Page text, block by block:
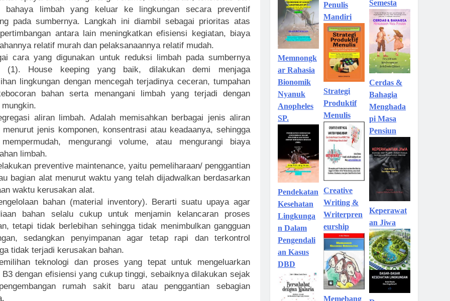
bahaya limbah yang keluar ke lingkungan secara preventif
pada sumbernya. Langkah ini diambil sebagai prioritas atas
antara lain meningkatkan efisiensi kegiatan, biaya
relatif murah dan pelaksanaannya relatif mudah.
cara yang digunakan untuk reduksi limbah pada sumbernya
(1). House keeping yang baik, dilakukan demi menjaga
lingkungan dengan mencegah terjadinya ceceran, tumpahan
bahan serta menangani limbah yang terjadi dengan
aliran limbah. Adalah memisahkan berbagai jenis aliran
menurut jenis komponen, konsentrasi atau keadaanya, sehingga
mengurangi volume, atau mengurangi biaya
limbah.
preventive maintenance, yaitu pemeliharaan/ penggantian
bagian alat menurut waktu yang telah dijadwalkan berdasarkan
waktu kerusakan alat.
bahan (material inventory). Berarti suatu upaya agar
bahan selalu cukup untuk menjamin kelancaran proses
tetapi tidak berlebihan sehingga tidak menimbulkan gangguan
sedangkan penyimpanan agar tetap rapi dan terkontrol
tidak terjadi kerusakan bahan.
teknologi dan proses yang tepat untuk mengeluarkan
B3 dengan efisiensi yang cukup tinggi, sebaiknya dilakukan sejak
rumah sakit baru atau penggantian sebagian
Memnongk
ar Rahasia
Bionomik
Nyanuk
Anopheles
SP.
Pendekatan
Kesehatan
Lingkunga
n Dalam
Pengendali
an Kasus
DBD
Penulis
Mandiri
Strategi
Produktif
Menulis
Creative
Writing &
Writerpren
eurship
Memebang
Semesta
Cerdas &
Bahagia
Menghada
pi Masa
Pensiun
Keperawat
an Jiwa